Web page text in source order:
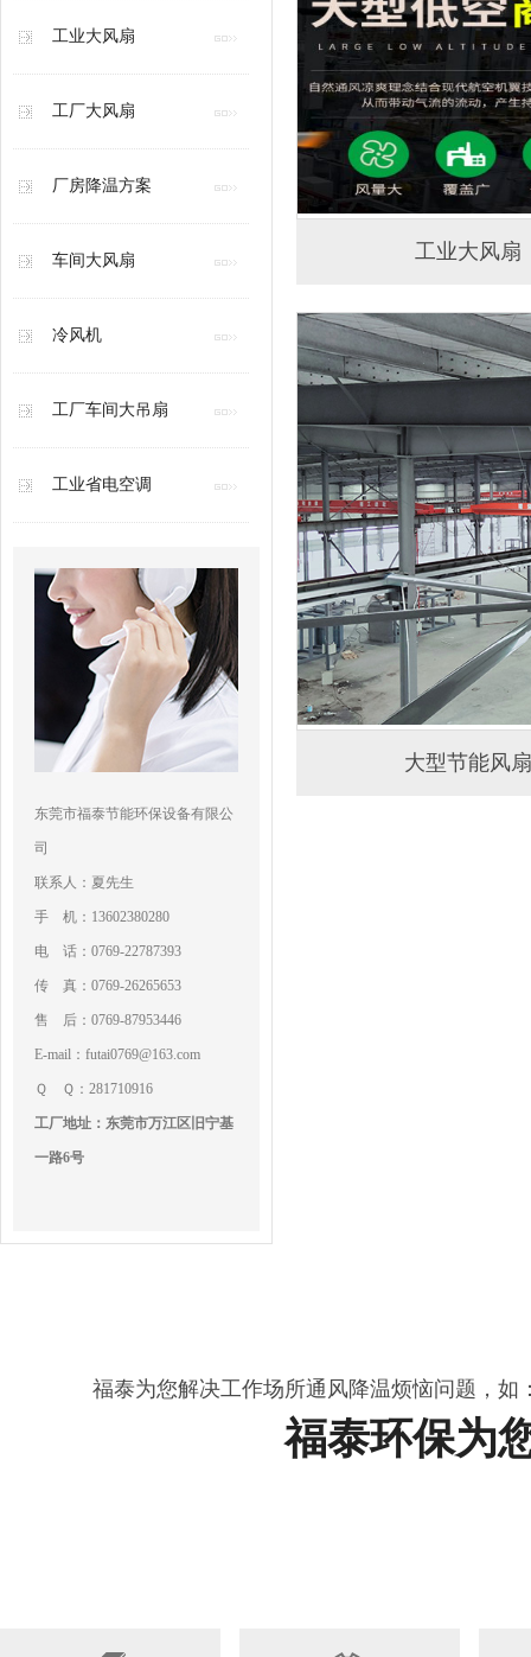
工业大风扇
工厂大风扇
厂房降温方案
车间大风扇
冷风机
工厂车间大吊扇
工业省电空调
东莞市福泰节能环保设备有限公
司
联系人：夏先生
手 机：13602380280
电 话：0769-22787393
传 真：0769-26265653
售 后：0769-87953446
E-mail：futai0769@163.com
Ｑ Ｑ：281710916
工厂地址：东莞市万江区旧宁基
一路6号
工业大风扇
大型节能风扇
福泰为您解决工作场所通风降温烦恼问题，
福泰环保为